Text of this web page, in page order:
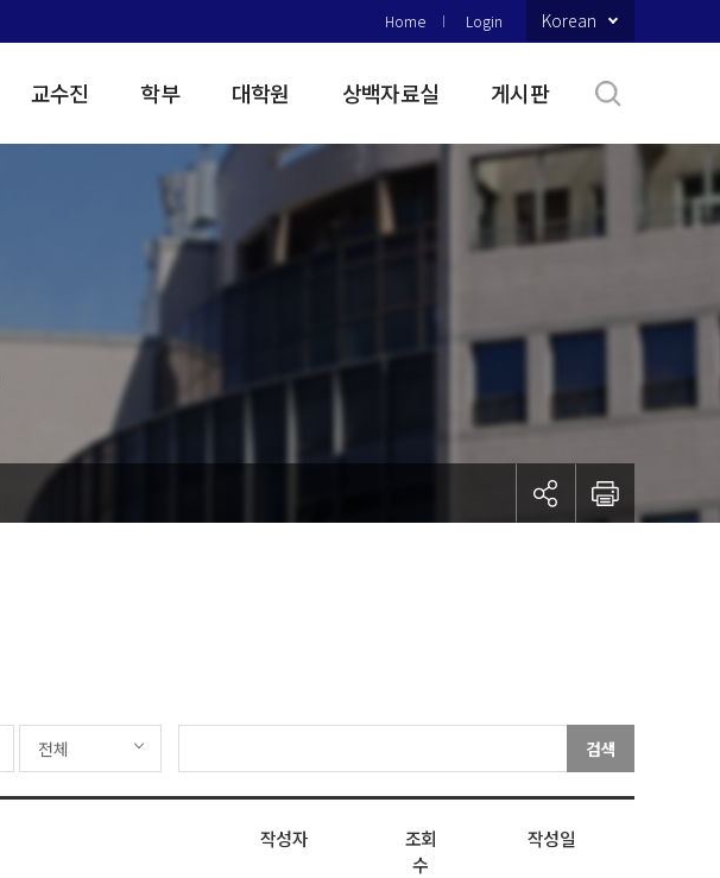
Home Login Korean
교수진 학부 대학원 상백자료실 게시판
전체 검색
작성자
조회
수
작성일